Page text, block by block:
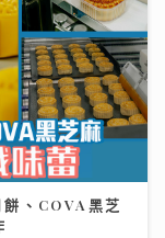
、COVA黑芝